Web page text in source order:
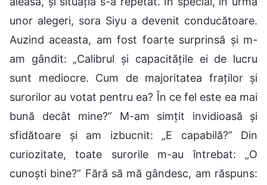
unor alegeri, sora Siyu a devenit conducătoare.
Auzind aceasta, am fost foarte surprinsă și m-
am gândit: „Calibrul și capacitățile ei de lucru
sunt mediocre. Cum de majoritatea fraților și
surorilor au votat pentru ea? În ce fel este ea mai
bună decât mine?” M-am simțit invidioasă și
sfidătoare și am izbucnit: „E capabilă?” Din
curiozitate, toate surorile m-au întrebat: „O
cunoști bine?” Fără să mă gândesc, am răspuns: